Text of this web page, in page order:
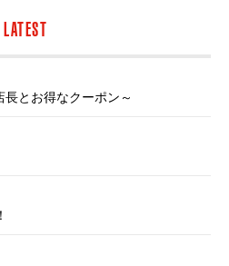
LATEST
とお得なクーポン～